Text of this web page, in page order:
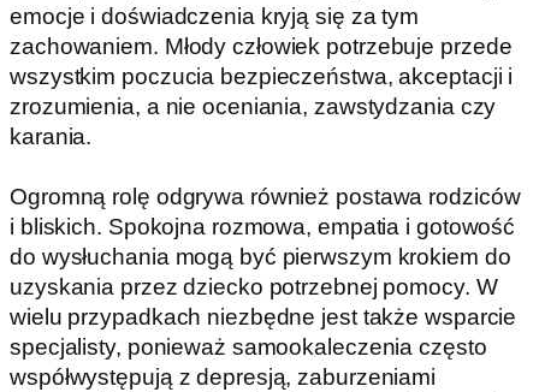
emocje i doświadczenia kryją się za tym
zachowaniem. Młody człowiek potrzebuje przede
wszystkim poczucia bezpieczeństwa, akceptacji i
zrozumienia, a nie oceniania, zawstydzania czy
karania.
Ogromną rolę odgrywa również postawa rodziców
i bliskich. Spokojna rozmowa, empatia i gotowość
do wysłuchania mogą być pierwszym krokiem do
uzyskania przez dziecko potrzebnej pomocy. W
wielu przypadkach niezbędne jest także wsparcie
specjalisty, ponieważ samookaleczenia często
współwystępują z depresją, zaburzeniami